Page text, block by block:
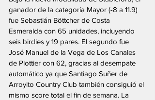
ganador de la categoría Mayor (-8 a 11.9)
fue Sebastián Böttcher de Costa
Esmeralda con 65 unidades, incluyendo
seis birdies y 19 pares. El segundo fue
José Manuel de la Vega de Los Canales
de Plottier con 62, gracias al desempate
automático ya que Santiago Suñer de
Arroyito Country Club también consiguió el
mismo score total el fin de semana. La